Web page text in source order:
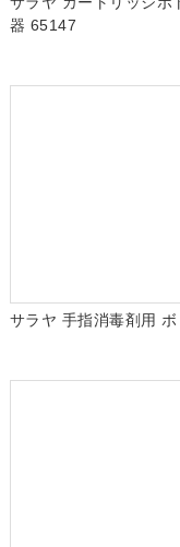
器 65147
サラヤ 手指消毒剤用